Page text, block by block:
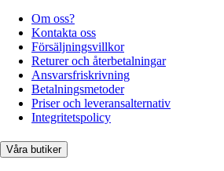
Om oss?
Kontakta oss
Försäljningsvillkor
Returer och återbetalningar
Ansvarsfriskrivning
Betalningsmetoder
Priser och leveransalternativ
Integritetspolicy
Våra butiker